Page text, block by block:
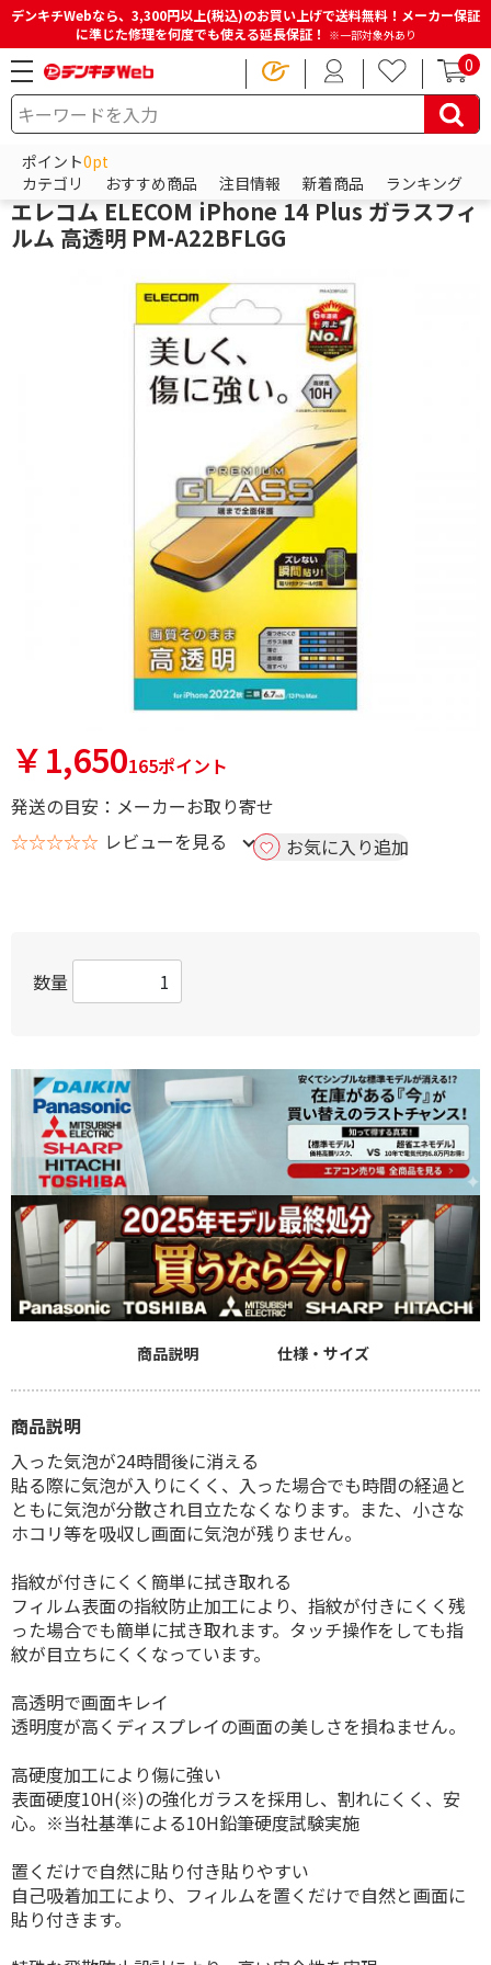
デンキチWebなら、3,300円以上(税込)のお買い上げで送料無料！メーカー保証
に準じた修理を何度でも使える延長保証！ ※一部対象外あり
0
ポイント0pt
カテゴリ
おすすめ商品 注目情報 新着商品 ランキング
HOME 商品一覧ページ スマホアクセサリー
エレコム
エレコム ELECOM iPhone 14 Plus ガラスフィ
ルム 高透明 PM-A22BFLGG
￥1,650165ポイント
発送の目安：メーカーお取り寄せ
☆☆☆☆☆ レビューを見る お気に入り追加
数量
商品説明 仕様・サイズ
商品説明
入った気泡が24時間後に消える
貼る際に気泡が入りにくく、入った場合でも時間の経過と
ともに気泡が分散され目立たなくなります。また、小さな
ホコリ等を吸収し画面に気泡が残りません。
指紋が付きにくく簡単に拭き取れる
フィルム表面の指紋防止加工により、指紋が付きにくく残
った場合でも簡単に拭き取れます。タッチ操作をしても指
紋が目立ちにくくなっています。
高透明で画面キレイ
透明度が高くディスプレイの画面の美しさを損ねません。
高硬度加工により傷に強い
表面硬度10H(※)の強化ガラスを採用し、割れにくく、安
心。※当社基準による10H鉛筆硬度試験実施
置くだけで自然に貼り付き貼りやすい
自己吸着加工により、フィルムを置くだけで自然と画面に
貼り付きます。